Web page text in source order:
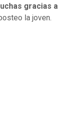
gracias a
la joven.